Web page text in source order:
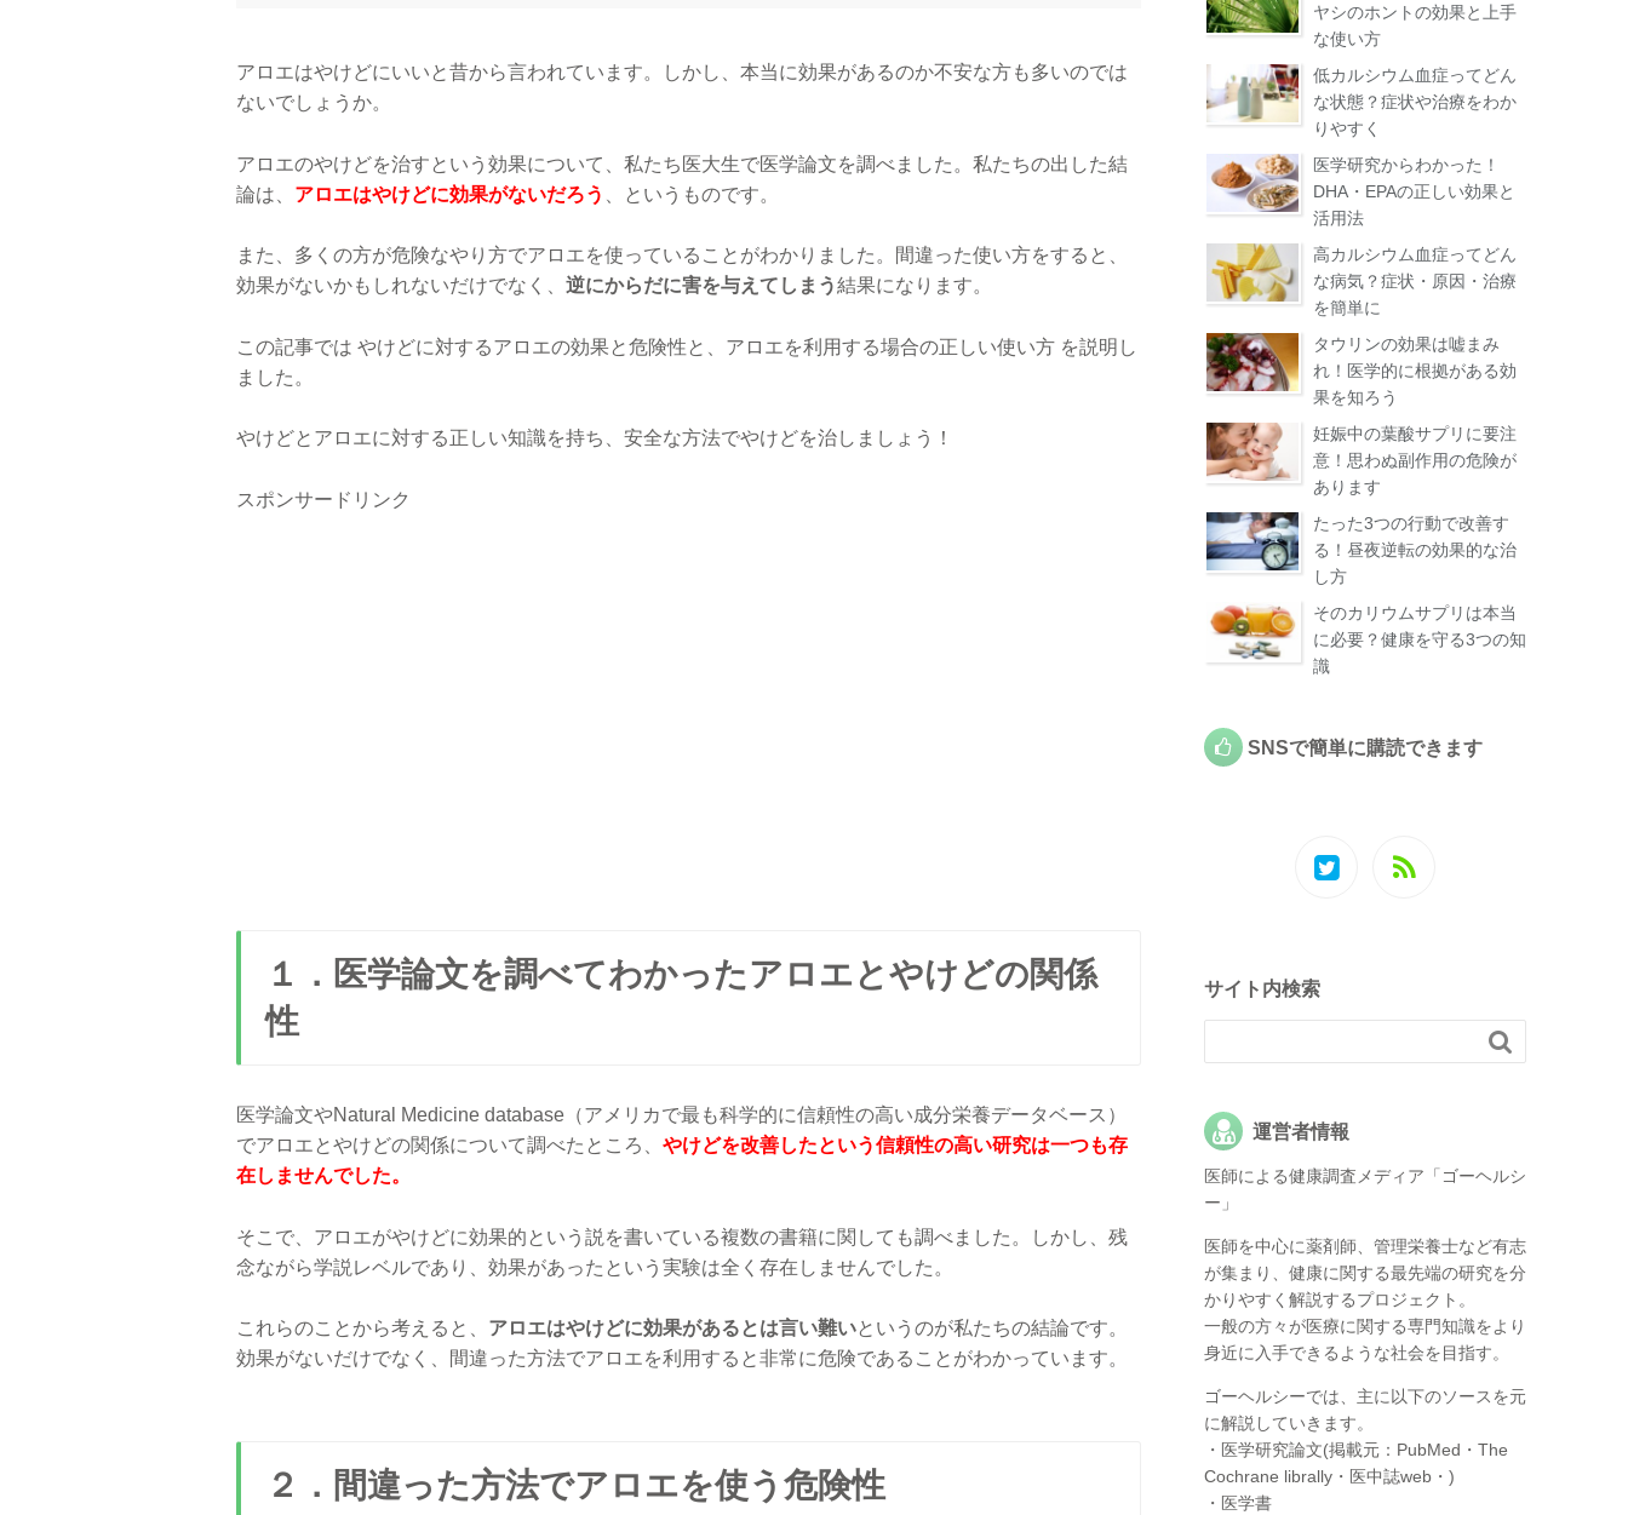
アロエはやけどにいいと昔から言われています。しかし、本当に効果があるのか不安な方も多いのでは
ないでしょうか。
アロエのやけどを治すという効果について、私たち医大生で医学論文を調べました。私たちの出した結
論は、 アロエはやけどに効果がないだろう 、というものです。
また、多くの方が危険なやり方でアロエを使っていることがわかりました。間違った使い方をすると、
効果がないかもしれないだけでなく、 逆にからだに害を与えてしまう結果になります。
この記事では やけどに対するアロエの効果と危険性と、アロエを利用する場合の正しい使い方 を説明し
ました。
やけどとアロエに対する正しい知識を持ち、安全な方法でやけどを治しましょう！
スポンサードリンク
１．医学論文を調べてわかったアロエとやけどの関係
性
医学論文やNatural Medicine database（アメリカで最も科学的に信頼性の高い成分栄養データベース）
でアロエとやけどの関係について調べたところ、 やけどを改善したという信頼性の高い研究は一つも存
在しませんでした。
そこで、アロエがやけどに効果的という説を書いている複数の書籍に関しても調べました。しかし、残
念ながら学説レベルであり、効果があったという実験は全く存在しませんでした。
これらのことから考えると、 アロエはやけどに効果があるとは言い難いというのが私たちの結論です。
効果がないだけでなく、間違った方法でアロエを利用すると非常に危険であることがわかっています。
２．間違った方法でアロエを使う危険性
ヤシのホントの効果と上手
な使い方
低カルシウム血症ってどん
な状態？症状や治療をわか
りやすく
医学研究からわかった！
DHA・EPAの正しい効果と
活用法
高カルシウム血症ってどん
な病気？症状・原因・治療
を簡単に
タウリンの効果は嘘まみ
れ！医学的に根拠がある効
果を知ろう
妊娠中の葉酸サプリに要注
意！思わぬ副作用の危険が
あります
たった3つの行動で改善す
る！昼夜逆転の効果的な治
し方
そのカリウムサプリは本当
に必要？健康を守る3つの知
識
SNSで簡単に購読できます
サイト内検索

運営者情報
医師による健康調査メディア「ゴーヘルシ
ー」
医師を中心に薬剤師、管理栄養士など有志
が集まり、健康に関する最先端の研究を分
かりやすく解説するプロジェクト。
一般の方々が医療に関する専門知識をより
身近に入手できるような社会を目指す。
ゴーヘルシーでは、主に以下のソースを元
に解説していきます。
・医学研究論文(掲載元：PubMed・The
Cochrane librally・医中誌web・)
・医学書